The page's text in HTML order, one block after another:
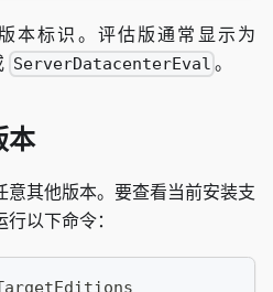
本标识。评估版通常显示为
ServerDatacenterEval 。
本
其他版本。要查看当前安装支
以下命令：